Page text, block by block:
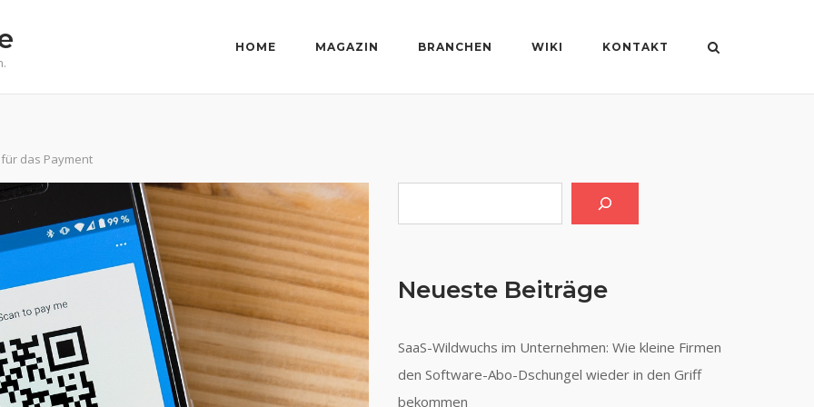
HOME MAGAZIN BRANCHEN WIKI KONTAKT
das Payment
Neueste Beiträge
SaaS-Wildwuchs im Unternehmen: Wie kleine Firmen
den Software-Abo-Dschungel wieder in den Griff
bekommen